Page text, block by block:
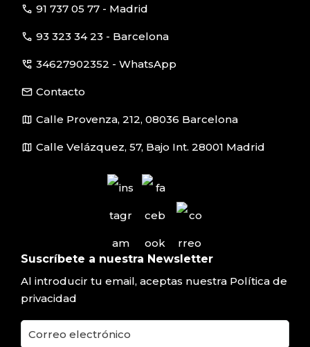
call 91 737 05 77 - Madrid
call 93 323 34 23 - Barcelona
perm_phone_msg 34627902352 - WhatsApp
email Contacto
map Calle Provenza, 212, 08036 Barcelona
map Calle Velázquez, 57, Bajo Int. 28001 Madrid
Suscríbete a nuestra Newsletter
Al introducir tu email, aceptas nuestra Política de
privacidad